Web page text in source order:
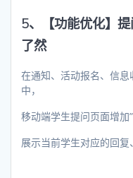
5、【功能优化】
了然
在通知、活动报名、信
中，
移动端学生提问页面增加”
展示当前学生对应的回复